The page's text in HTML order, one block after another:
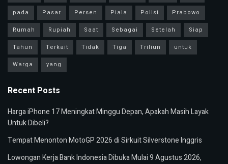
pada
Pasar Persen Piala Polisi
Prabowo
Rumah
Rupiah Saat Sebagai Setelah
Siap
Tahun
Terkait Tidak Tiga Triliun
untuk
Warga
yang
Recent Posts
Harga iPhone 17 Meningkat Minggu Depan, Apakah Masih Layak
Untuk Dibeli?
Tempat Menonton MotoGP 2026 di Sirkuit Silverstone Inggris
Lowongan Kerja Bank Indonesia Dibuka Mulai 9 Agustus 2026,